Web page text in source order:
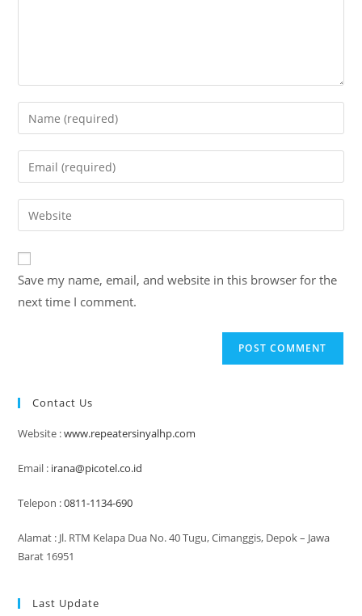
Enter
your
name
comment
Enter
your
email
address
comment
Enter
your
website
URL
(optional)
Save my name, email, and website in this browser for the
next time I comment.
Contact Us
Website :www.repeatersinyalhp.com
Email : irana@picotel.co.id
Telepon :0811-1134-690
Alamat : Jl. RTM Kelapa Dua No. 40 Tugu, Cimanggis, Depok – Jawa
Barat 16951
Last Update